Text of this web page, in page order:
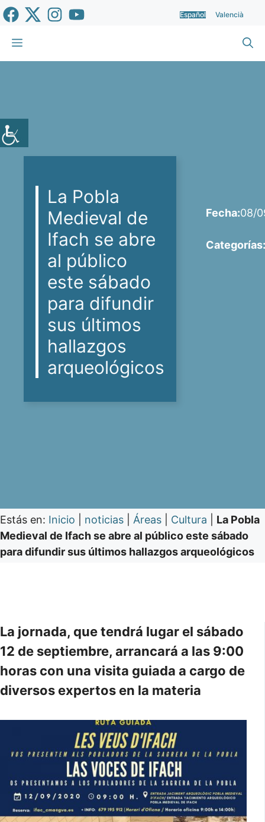
Saltar
al
contenido
Español Valencià
Menú
La Pobla
Medieval de
Ifach se abre
al público
este sábado
para difundir
sus últimos
hallazgos
arqueológicos
Fecha:08/
Categorías:
Estás en: Inicio noticias Áreas Cultura
La Pobla
Medieval de Ifach se abre al público este sábado
para difundir sus últimos hallazgos arqueológicos
La jornada, que tendrá lugar el sábado
12 de septiembre, arrancará a las 9:00
horas con una visita guiada a cargo de
diversos expertos en la materia